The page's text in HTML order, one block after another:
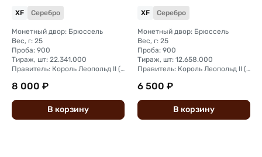
XF Серебро
Монетный двор: Брюссель
Вес, г: 25
Проба: 900
Тираж, шт: 22.341.000
Правитель: Король Леопольд II (1865 - 1909)
8 000 ₽
В корзину
XF Серебро
Монетный двор: Брюссель
Вес, г: 25
Проба: 900
Тираж, шт: 12.658.000
Правитель: Король Леопольд II (1865 - 1909)
6 500 ₽
В корзину